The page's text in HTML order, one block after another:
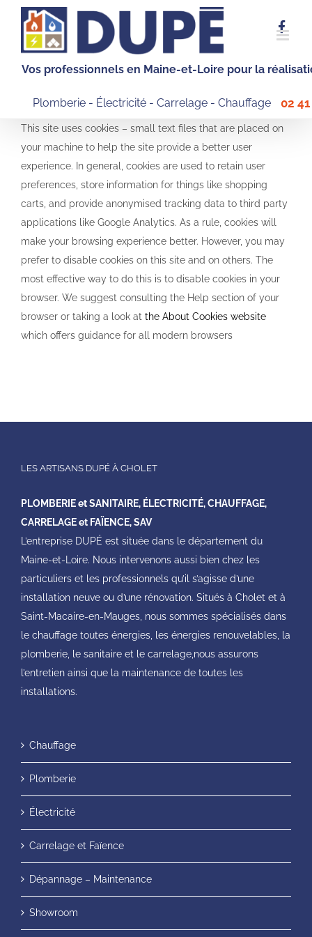
content
Vos professionnels en Maine-et-Loire pour la
Plomberie - Électricité - Carrelage - Chauffage 02
This site uses cookies – small text files that are placed on
your machine to help the site provide a better user
experience. In general, cookies are used to retain user
preferences, store information for things like shopping
carts, and provide anonymised tracking data to third party
applications like Google Analytics. As a rule, cookies will
make your browsing experience better. However, you may
prefer to disable cookies on this site and on others. The
most effective way to do this is to disable cookies in your
browser. We suggest consulting the Help section of your
browser or taking a look at the About Cookies website
which offers guidance for all modern browsers
LES ARTISANS DUPÉ À CHOLET
PLOMBERIE et SANITAIRE, ÉLECTRICITÉ, CHAUFFAGE,
CARRELAGE et FAÏENCE, SAV
L’entreprise DUPÉ est située dans le département du
Maine-et-Loire. Nous intervenons aussi bien chez les
particuliers et les professionnels qu’il s’agisse d’une
installation neuve ou d’une rénovation. Situés à Cholet et à
Saint-Macaire-en-Mauges, nous sommes spécialisés dans
le chauffage toutes énergies, les énergies renouvelables, la
plomberie, le sanitaire et le carrelage,nous assurons
l’entretien ainsi que la maintenance de toutes les
installations.
Chauffage
Plomberie
Électricité
Carrelage et Faïence
Dépannage – Maintenance
Showroom